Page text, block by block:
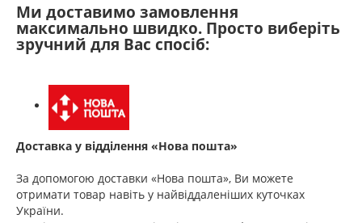
Ми доставимо замовлення
максимально швидко. Просто виберіть
зручний для Вас спосіб:
Доставка у відділення «Нова пошта»
За допомогою доставки «Нова пошта», Ви можете
отримати товар навіть у найвіддаленіших куточках
України.